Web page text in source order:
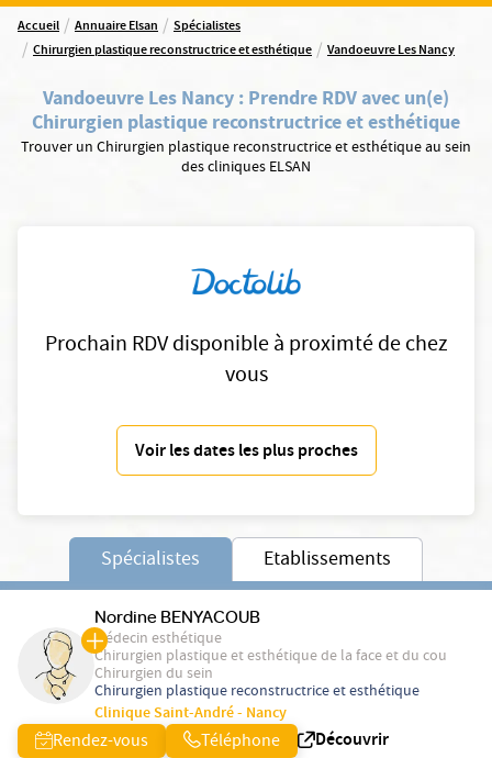
Accueil / Annuaire Elsan / Spécialistes
/ Chirurgien plastique reconstructrice et esthétique / Vandoeuvre Les Nancy
Vandoeuvre Les Nancy : Prendre RDV avec un(e)
Chirurgien plastique reconstructrice et esthétique
Trouver un Chirurgien plastique reconstructrice et esthétique au sein
des cliniques ELSAN
Prochain RDV disponible à proximté de chez
vous
Voir les dates les plus proches
Spécialistes Etablissements
Nordine BENYACOUB
Médecin esthétique
Chirurgien plastique et esthétique de la face et du cou
Chirurgien du sein
Chirurgien plastique reconstructrice et esthétique
Clinique Saint-André - Nancy
Rendez-vous Téléphone Découvrir